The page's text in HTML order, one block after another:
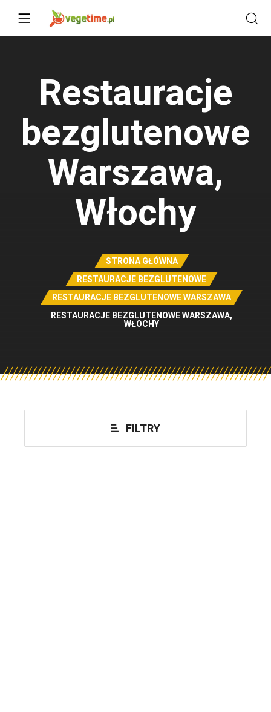
Restauracje
bezglutenowe
Warszawa,
Włochy
STRONA GŁÓWNA
RESTAURACJE BEZGLUTENOWE
RESTAURACJE BEZGLUTENOWE WARSZAWA
RESTAURACJE BEZGLUTENOWE WARSZAWA,
WŁOCHY
FILTRY